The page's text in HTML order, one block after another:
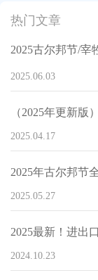
热门文章
2025.06.03
2025.04.17
2025.05.27
2024.10.23